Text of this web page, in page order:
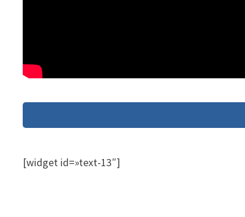
[widget id=»text-13″]